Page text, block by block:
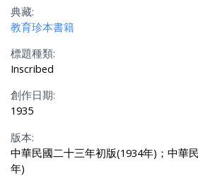
典藏:
教育珍本書籍
標題種類:
Inscribed
創作日期:
1935
版本:
中華民國二十三年初版(1934年)；中華
年)